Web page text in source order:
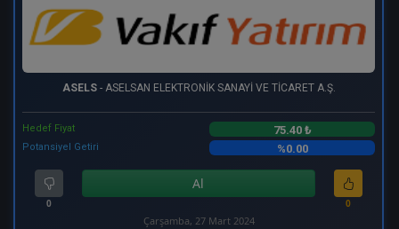
ASELS- ASELSAN ELEKTRONİK SANAYİ VE TİCARET A.Ş.
Hedef Fiyat 75.40 ₺
Potansiyel Getiri %0.00
0
Al
0
Çarşamba, 27 Mart 2024